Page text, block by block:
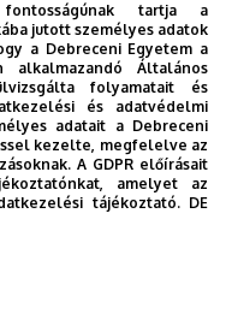
Debreceni
tartja a
jutott személyes adatok
a Debreceni Egyetem a
alkalmazandó Általános
folyamatait és
és adatvédelmi
adatait a Debreceni
kezelte, megfelelve az
A GDPR előírásait
amelyet az
tájékoztató. DE